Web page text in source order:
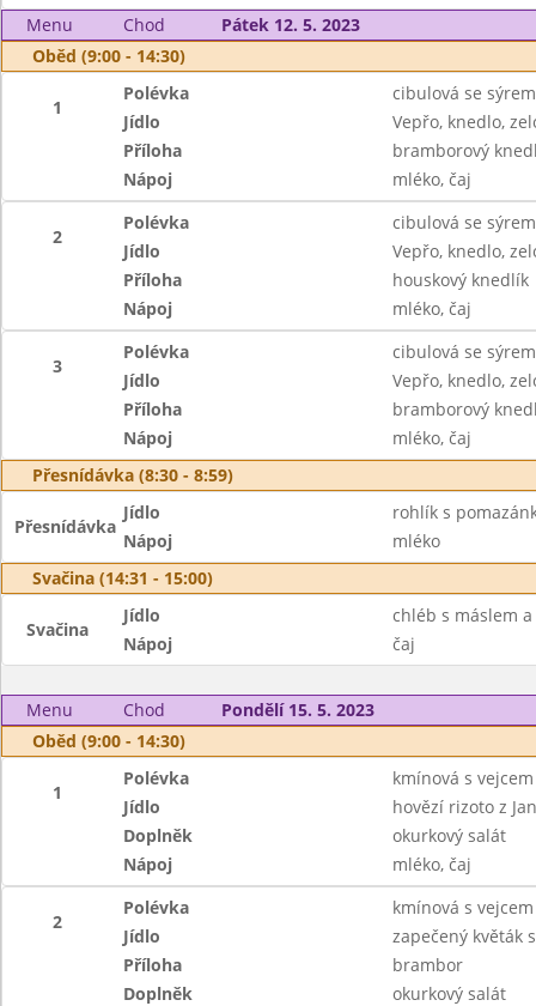
Menu
Chod
Pátek 12. 5. 2023
Oběd (9:00 - 14:30)
1
Polévka
cibulová se sýrem
Jídlo
Vepřo, knedlo,
Příloha
bramborový
Nápoj
mléko, čaj
2
Polévka
cibulová se sýrem
Jídlo
Vepřo, knedlo,
Příloha
houskový knedlík
Nápoj
mléko, čaj
3
Polévka
cibulová se sýrem
Jídlo
Vepřo, knedlo,
Příloha
bramborový
Nápoj
mléko, čaj
Přesnídávka (8:30 - 8:59)
Přesnídávka
Jídlo
rohlík s
Nápoj
mléko
Svačina (14:31 - 15:00)
Svačina
Jídlo
chléb s máslem
Nápoj
čaj
Menu Chod
Pondělí 15. 5. 2023
Oběd (9:00 - 14:30)
1
Polévka
kmínová s vejcem
Jídlo
hovězí rizoto z
Doplněk
okurkový salát
Nápoj
mléko, čaj
2
Polévka
kmínová s vejcem
Jídlo
zapečený květák
Příloha
brambor
Doplněk
okurkový salát